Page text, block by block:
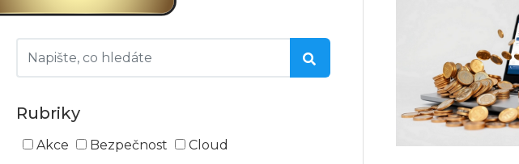
Rubriky
Akce Bezpečnost
Cloud